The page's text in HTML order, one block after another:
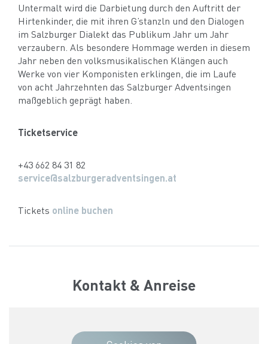
Untermalt wird die Darbietung durch den Auftritt der
Hirtenkinder, die mit ihren G’stanzln und den Dialogen
im Salzburger Dialekt das Publikum Jahr um Jahr
verzaubern. Als besondere Hommage werden in diesem
Jahr neben den volksmusikalischen Klängen auch
Werke von vier Komponisten erklingen, die im Laufe
von acht Jahrzehnten das Salzburger Adventsingen
maßgeblich geprägt haben.
Ticketservice
+43 662 84 31 82
service@salzburgeradventsingen.at
Tickets online buchen
Kontakt & Anreise